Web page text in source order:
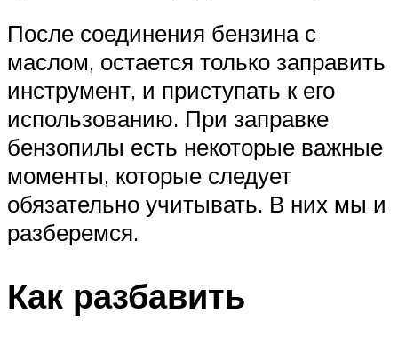
После соединения бензина с
маслом, остается только заправить
инструмент, и приступать к его
использованию. При заправке
бензопилы есть некоторые важные
моменты, которые следует
обязательно учитывать. В них мы и
разберемся.
Как разбавить